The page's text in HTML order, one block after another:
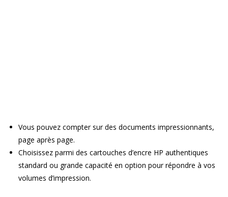
Vous pouvez compter sur des documents impressionnants,
page après page.
Choisissez parmi des cartouches d’encre HP authentiques
standard ou grande capacité en option pour répondre à vos
volumes d’impression.